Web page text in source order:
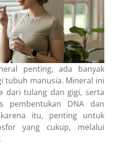
penting, ada banyak
tubuh manusia. Mineral ini
dari tulang dan gigi, serta
pembentukan DNA dan
itu, penting untuk
yang cukup, melalui